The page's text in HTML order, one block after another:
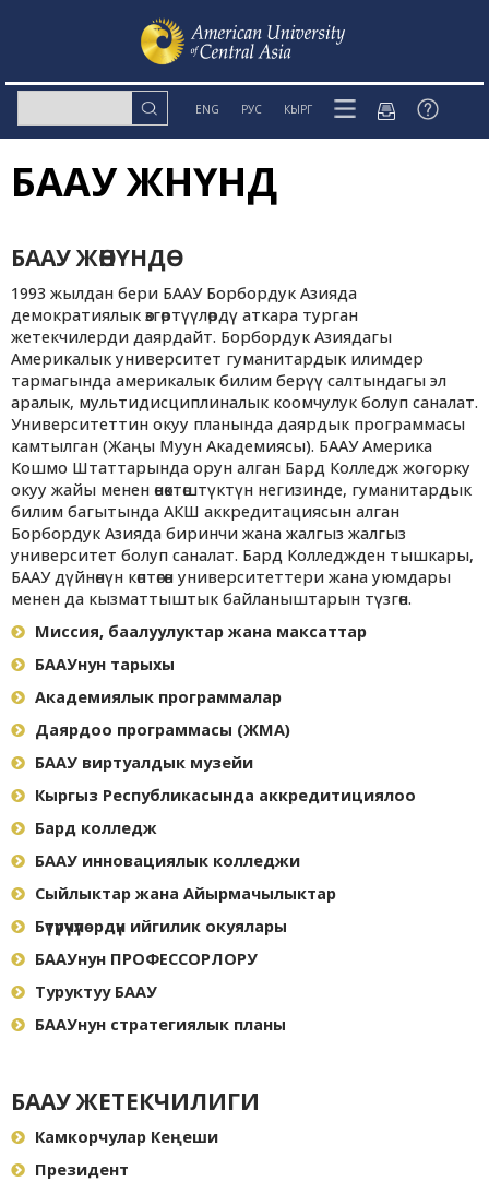
ENG РУС КЫРГ
БААУ ЖӨНҮНДӨ
БААУ ЖӨНҮНДӨ
1993 ­жылдан бери БААУ Борбордук Азияда
демократиялык өзгөртүүлөрдү аткара турган
жетекчилерди даярдайт. Борбордук Азиядагы
Америкалык университет гуманитардык илимдер
тармагында америкалык билим берүү салтындагы эл
аралык, мультидисциплиналык коомчулук болуп саналат.
Университеттин окуу планында даярдык программасы
камтылган (Жаңы Муун Академиясы). БААУ Америка
Кошмо Штаттарында орун алган Бард Колледж жогорку
окуу жайы менен өнөктөштүктүн негизинде, гуманитардык
билим багытында АКШ аккредитациясын алган
Борбордук Азияда биринчи жана жалгыз жалгыз
университет болуп саналат. Бард Колледжден тышкары,
БААУ дүйнөнүн көптөгөн университеттери жана уюмдары
менен да кызматтыштык байланыштарын түзгөн.
Миссия, баалуулуктар жана максаттар
БААУнун тарыхы
Академиялык программалар
Даярдоо программасы (ЖМА)
БААУ виртуалдык музейи
Кыргыз Республикасында аккредитициялоо
Бард колледж
БААУ инновациялык колледжи
Сыйлыктар жана Айырмачылыктар
Бүтүрүүчүлөрдүн ийгилик окуялары
БААУнун ПРОФЕССОРЛОРУ
Туруктуу БААУ
БААУнун стратегиялык планы
БААУ ЖЕТЕКЧИЛИГИ
Камкорчулар Кеңеши
Президент